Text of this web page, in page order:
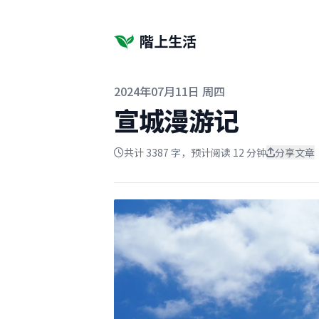
階上生活
发布于
2024年07月11日 周四
宣城漫游记
共计 3387 字，预计阅读 12 分钟 分享文章